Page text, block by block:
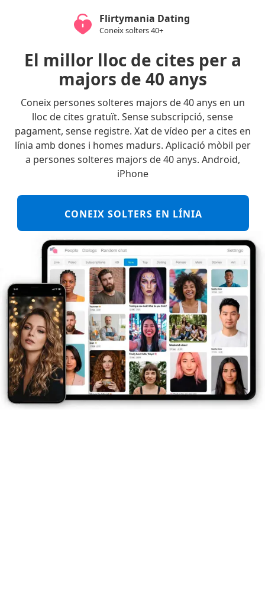
Flirtymania Dating
Coneix solters 40+
El millor lloc de cites per a
majors de 40 anys
Coneix persones solteres majors de 40 anys en un
lloc de cites gratuït. Sense subscripció, sense
pagament, sense registre. Xat de vídeo per a cites en
línia amb dones i homes madurs. Aplicació mòbil per
a persones solteres majors de 40 anys. Android,
iPhone
CONEIX SOLTERS EN LÍNIA